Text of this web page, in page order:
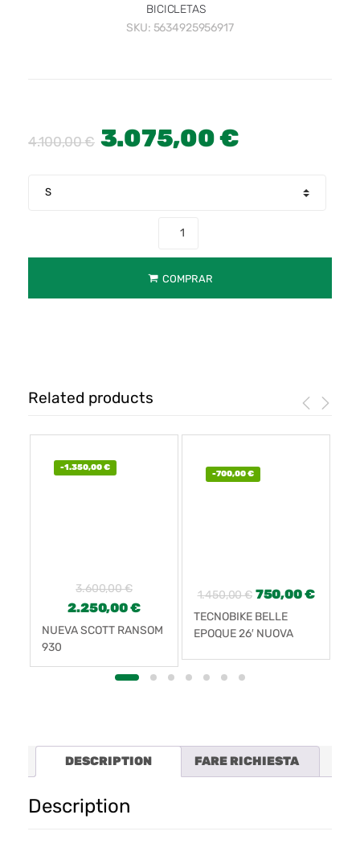
BICICLETAS
SKU: 5634925956917
4.100,00€ 3.075,00€
COMPRAR
Related products
-1.350,00€
3.600,00€
2.250,00€
NUEVA SCOTT RANSOM
930
-700,00€
1.450,00€ 750,00€
TECNOBIKE BELLE
EPOQUE 26′ NUOVA
DESCRIPTION FARE RICHIESTA
Description